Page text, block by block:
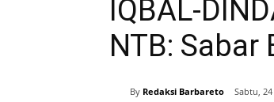
IQBAL-
NTB:
By Redaksi Barbareto Sabtu,